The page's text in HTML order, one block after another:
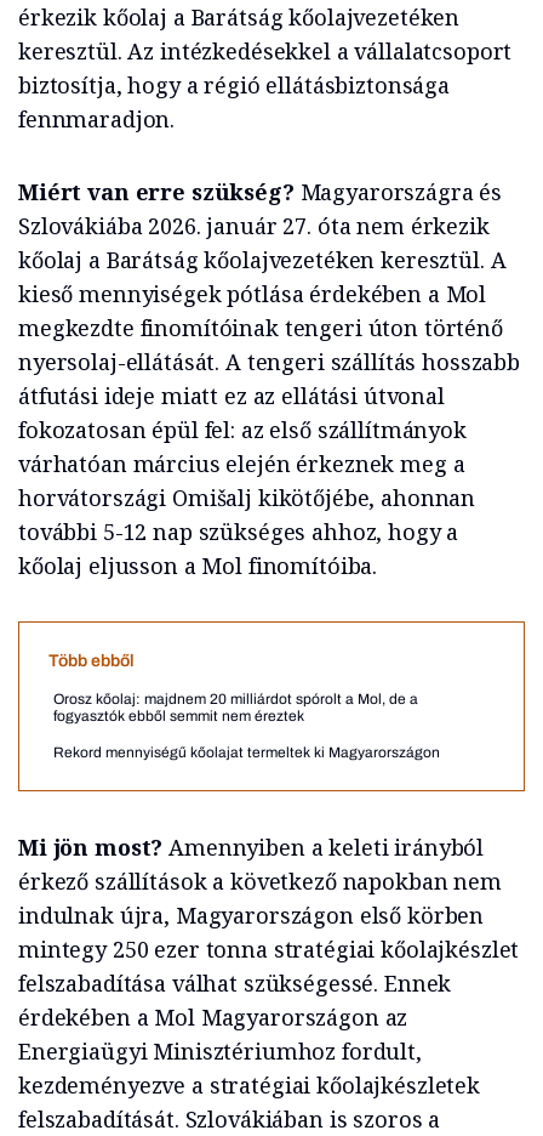
érkezik kőolaj a Barátság kőolajvezetéken
keresztül. Az intézkedésekkel a vállalatcsoport
biztosítja, hogy a régió ellátásbiztonsága
fennmaradjon.
Miért van erre szükség? Magyarországra és
Szlovákiába 2026. január 27. óta nem érkezik
kőolaj a Barátság kőolajvezetéken keresztül. A
kieső mennyiségek pótlása érdekében a Mol
megkezdte finomítóinak tengeri úton történő
nyersolaj-ellátását. A tengeri szállítás hosszabb
átfutási ideje miatt ez az ellátási útvonal
fokozatosan épül fel: az első szállítmányok
várhatóan március elején érkeznek meg a
horvátországi Omišalj kikötőjébe, ahonnan
további 5-12 nap szükséges ahhoz, hogy a
kőolaj eljusson a Mol finomítóiba.
Több ebből
Orosz kőolaj: majdnem 20 milliárdot spórolt a Mol, de a
fogyasztók ebből semmit nem éreztek
Rekord mennyiségű kőolajat termeltek ki Magyarországon
Mi jön most? Amennyiben a keleti irányból
érkező szállítások a következő napokban nem
indulnak újra, Magyarországon első körben
mintegy 250 ezer tonna stratégiai kőolajkészlet
felszabadítása válhat szükségessé. Ennek
érdekében a Mol Magyarországon az
Energiaügyi Minisztériumhoz fordult,
kezdeményezve a stratégiai kőolajkészletek
felszabadítását. Szlovákiában is szoros a